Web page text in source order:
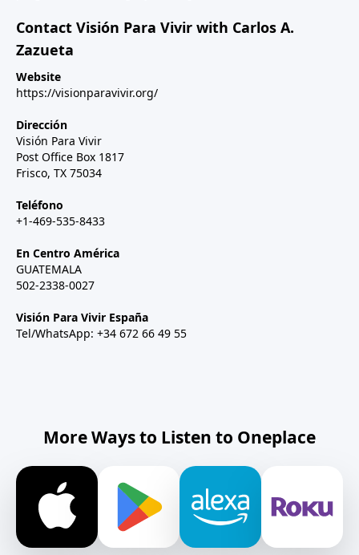
Contact Visión Para Vivir with Carlos A.
Zazueta
Website
https://visionparavivir.org/
Dirección
Visión Para Vivir
Post Office Box 1817
Frisco, TX 75034
Teléfono
+1-469-535-8433
En Centro América
GUATEMALA
502-2338-0027
Visión Para Vivir España
Tel/WhatsApp: +34 672 66 49 55
More Ways to Listen to Oneplace